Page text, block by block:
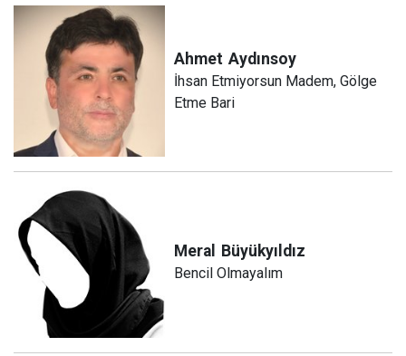
Ahmet Aydınsoy
İhsan Etmiyorsun Madem, Gölge
Etme Bari
Meral Büyükyıldız
Bencil Olmayalım